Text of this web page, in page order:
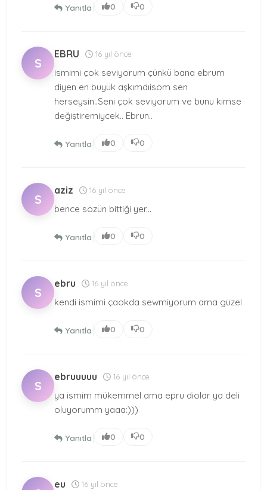
Yanıtla 0 0
S
EBRU 16 yıl önce
ismimi çok seviyorum çünkü bana ebrum
diyen en büyük aşkımdıisom sen
herseysin..Seni çok seviyorum ve bunu kimse
değiştiremiycek.. Ebrun..
Yanıtla 0 0
S
aziz 16 yıl önce
bence sözün bittiği yer...
Yanıtla 0 0
S
ebru 16 yıl önce
kendi ismimi çaokda sewmiyorum ama güzel
Yanıtla 0 0
S
ebruuuuu 16 yıl önce
ya ismim mükemmel ama epru diolar ya deli
oluyorumm yaaa:)))
Yanıtla 0 0
eu 16 yıl önce